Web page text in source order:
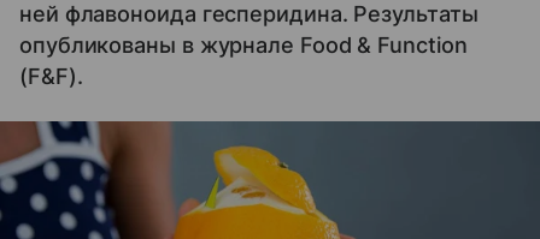
ней флавоноида гесперидина. Результаты
опубликованы в журнале Food & Function
(F&F).